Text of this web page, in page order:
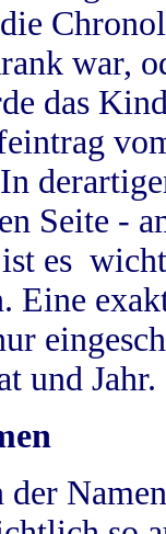
war,
das
Seite -
es
Eine
und Jahr.
der